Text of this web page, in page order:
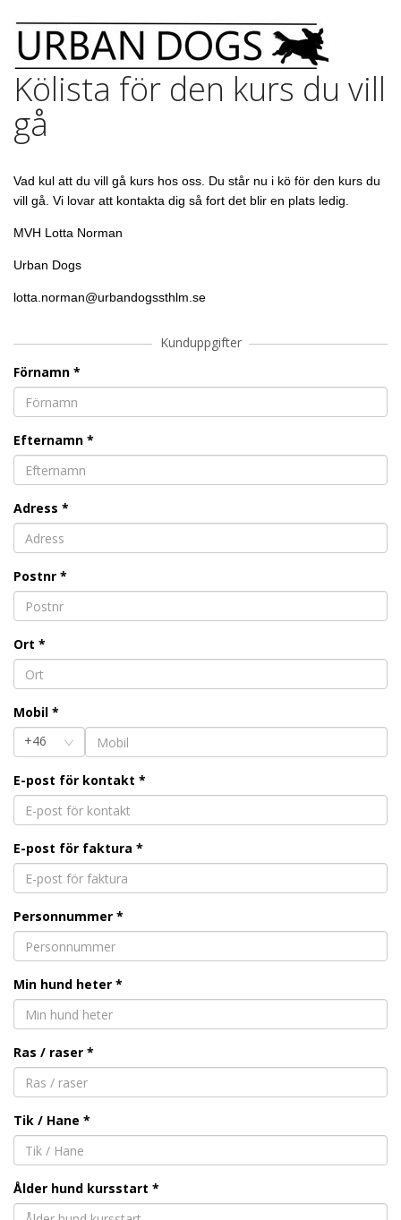
Kölista för den kurs du vill
gå
Vad kul att du vill gå kurs hos oss. Du står nu i kö för den kurs du
vill gå. Vi lovar att kontakta dig så fort det blir en plats ledig.
MVH Lotta Norman
Urban Dogs
lotta.norman@urbandogssthlm.se
Kunduppgifter
Förnamn *
Efternamn *
Adress *
Postnr *
Ort *
Mobil *
+46
E-post för kontakt *
E-post för faktura *
Personnummer *
Min hund heter *
Ras / raser *
Tik / Hane *
Ålder hund kursstart *